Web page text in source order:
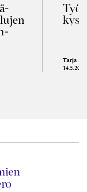
Tarja
14.5.2021